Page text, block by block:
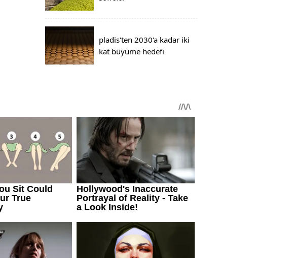
pladis'ten 2030'a kadar iki
kat büyüme hedefi